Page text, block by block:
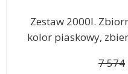
Zestaw 2000l.
kolor piaskowy,
7 574